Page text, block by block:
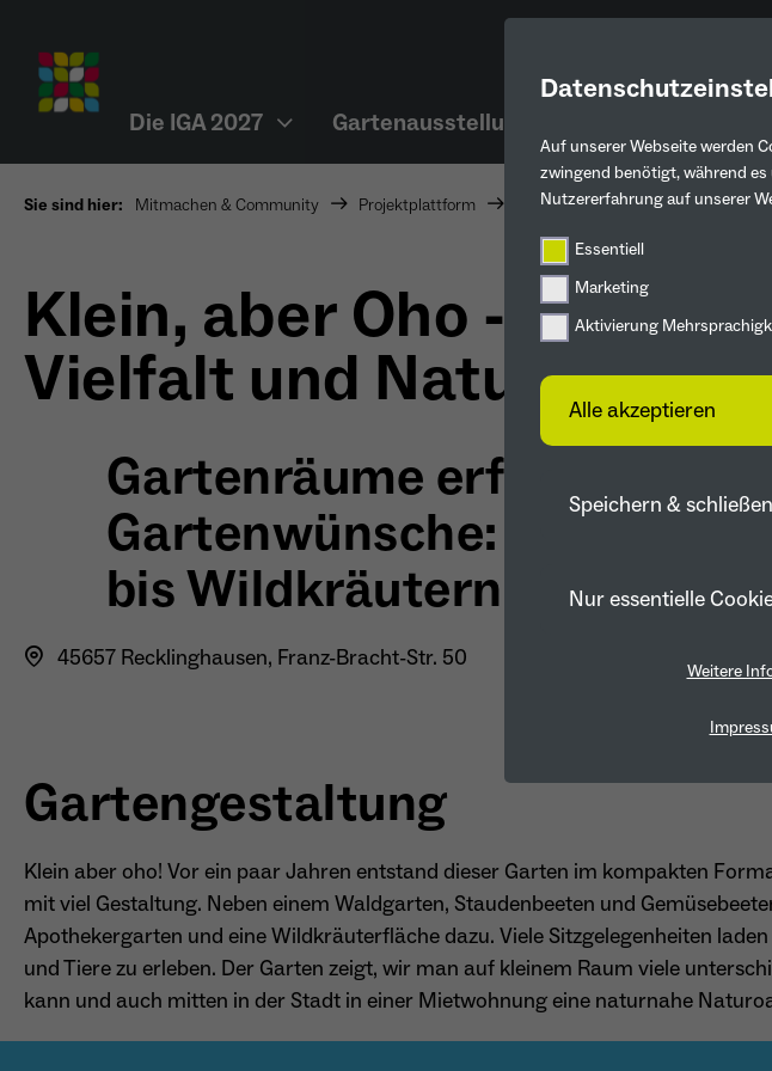
Auf unserer Webseite werden
zwingend benötigt, während
Nutzererfahrung auf unserer
Essentiell
Marketing
Aktivierung
Alle akzeptieren
Speichern & schließen
Nur essentielle
Essentielle Cookies werden
Anbieter TYPO3
Laufzeit 1 Year
Zweck
Dieses Cookie
Einstellungen
Marketing
Marketing-Cookies werden
Besuchenden auf der
Nutzererfahrung der Website
Weitere
Die IGA 2027 Gartenausstellung
Sie sind hier: Mitmachen & Community Projektplattform Projektdetail
Klein, aber Oho - Ein
Vielfalt und Naturnähe
Gartenräume erfüllen viele
Gartenwünsche: Von
bis Wildkräutern
45657 Recklinghausen, Franz-Bracht-Str. 50
Gartengestaltung
Klein aber oho! Vor ein paar Jahren entstand dieser Garten im kompakten
mit viel Gestaltung. Neben einem Waldgarten, Staudenbeeten und
Apothekergarten und eine Wildkräuterfläche dazu. Viele Sitzgelegenheiten
und Tiere zu erleben. Der Garten zeigt, wir man auf kleinem Raum viele
kann und auch mitten in der Stadt in einer Mietwohnung eine naturnahe